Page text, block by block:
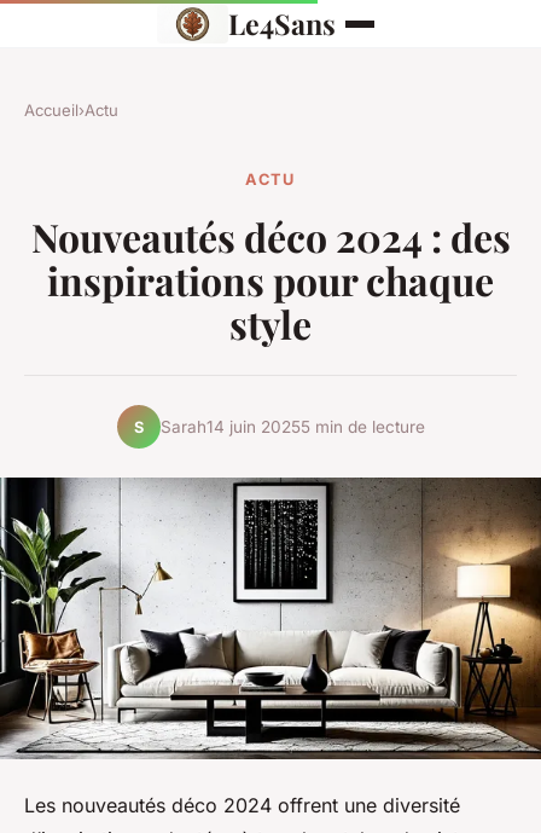
Le4Sans
Accueil›Actu
ACTU
Nouveautés déco 2024 : des
inspirations pour chaque
style
S Sarah14 juin 20255 min de lecture
Les nouveautés déco 2024 offrent une diversité